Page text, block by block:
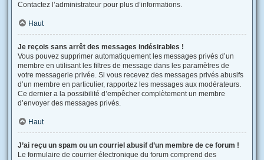
Contactez l’administrateur pour plus d’informations.
Haut
Je reçois sans arrêt des messages indésirables !
Vous pouvez supprimer automatiquement les messages privés d’un
membre en utilisant les filtres de message dans les paramètres de
votre messagerie privée. Si vous recevez des messages privés abusifs
d’un membre en particulier, rapportez les messages aux modérateurs.
Ce dernier a la possibilité d’empêcher complètement un membre
d’envoyer des messages privés.
Haut
J’ai reçu un spam ou un courriel abusif d’un membre de ce forum !
Le formulaire de courrier électronique du forum comprend des